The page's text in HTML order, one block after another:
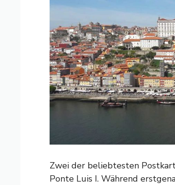
Zwei der beliebtesten
Ponte Luis I. Während